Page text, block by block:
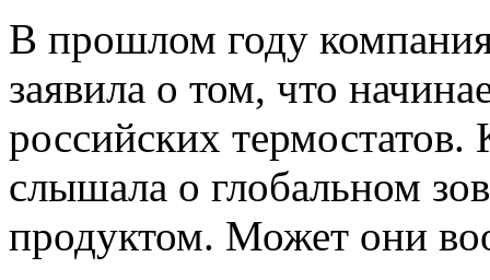
В прошлом году
заявила о том, что
российских
слышала о глобальном
продуктом. Может они